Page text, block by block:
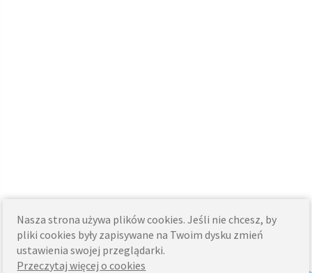
Nasza strona używa plików cookies. Jeśli nie chcesz, by
pliki cookies były zapisywane na Twoim dysku zmień
ustawienia swojej przeglądarki.
Przeczytaj więcej o cookies